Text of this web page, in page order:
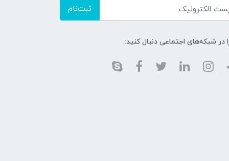
ثبت‌نام
در شبکه‌های اجتماعی دنبال کنید: